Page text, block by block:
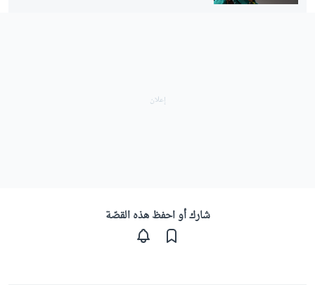
شارك أو احفظ هذه القصّة